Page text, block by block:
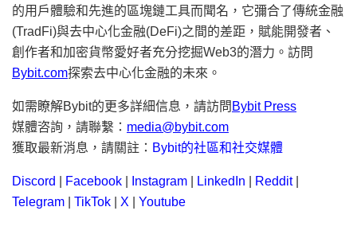
的用戶體驗和先進的區塊鏈工具而聞名，它彌合了傳統金融
(TradFi)與去中心化金融(DeFi)之間的差距，賦能開發者、
創作者和加密貨幣愛好者充分挖掘Web3的潛力。訪問
Bybit.com探索去中心化金融的未來。
如需瞭解Bybit的更多詳細信息，請訪問 Bybit Press
媒體咨詢，請聯繫： media@bybit.com
獲取最新消息，請關註： Bybit的社區和社交媒體
Discord Facebook Instagram LinkedIn Reddit|
Telegram
TikTok X Youtube